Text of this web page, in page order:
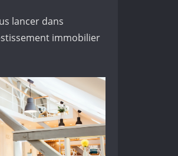
lancer dans
immobilier